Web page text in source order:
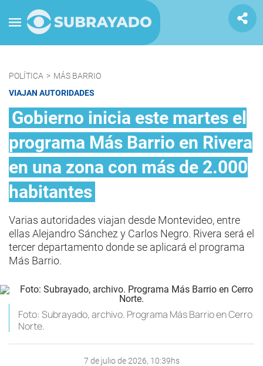
POLÍTICA > MÁS BARRIO
VIAJAN AUTORIDADES
Gobierno inicia este martes el
programa Más Barrio en Rivera
en una zona con más de 2.000
habitantes
Varias autoridades viajan desde Montevideo, entre
ellas Alejandro Sánchez y Carlos Negro. Rivera será el
tercer departamento donde se aplicará el programa
Más Barrio.
Foto: Subrayado, archivo. Programa Más Barrio en Cerro
Norte.
7 de julio de 2026, 10:39hs